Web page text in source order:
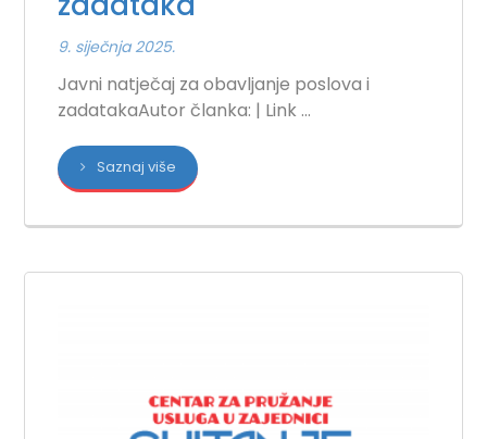
9. siječnja 2025.
Javni natječaj za obavljanje poslova i
zadatakaAutor članka: | Link ...
Saznaj više